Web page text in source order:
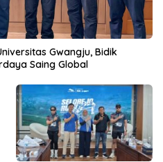
Gwangju, Bidik
Saing Global